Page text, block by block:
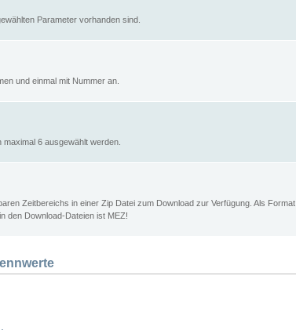
Parameter vorhanden sind.
und einmal mit Nummer an.
6 ausgewählt werden.
Zeitbereichs in einer Zip Datei zum Download zur Verfügung. Als Format
den Download-Dateien ist MEZ!